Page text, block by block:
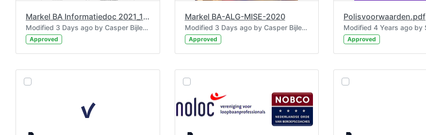
Markel BA Informatiedoc 2021_11_18_ba-alg-mise-2020_versie_1
Modified 3 Days ago by Casper BijlenMaramaros.
Approved
Markel BA-ALG-MISE-2020
Modified 3 Days ago by Casper BijlenMaramaros.
Approved
Polisvoorwaarden.pdf
Approved